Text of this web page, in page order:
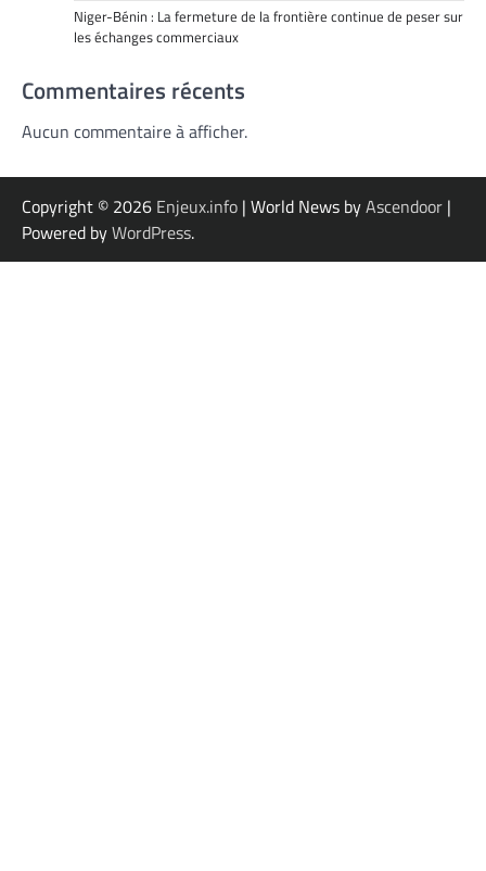
Niger-Bénin : La fermeture de la frontière continue de peser sur
les échanges commerciaux
Commentaires récents
Aucun commentaire à afficher.
Copyright © 2026 Enjeux.info | World News byAscendoor |
Powered byWordPress.